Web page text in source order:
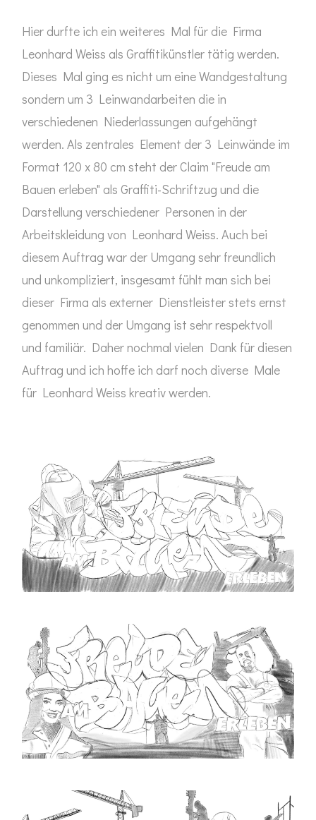
Hier durfte ich ein weiteres Mal für die Firma
Leonhard Weiss als Graffitikünstler tätig werden.
Dieses Mal ging es nicht um eine Wandgestaltung
sondern um 3 Leinwandarbeiten die in
verschiedenen Niederlassungen aufgehängt
werden. Als zentrales Element der 3 Leinwände im
Format 120 x 80 cm steht der Claim "Freude am
Bauen erleben" als Graffiti-Schriftzug und die
Darstellung verschiedener Personen in der
Arbeitskleidung von Leonhard Weiss. Auch bei
diesem Auftrag war der Umgang sehr freundlich
und unkompliziert, insgesamt fühlt man sich bei
dieser Firma als externer Dienstleister stets ernst
genommen und der Umgang ist sehr respektvoll
und familiär. Daher nochmal vielen Dank für diesen
Auftrag und ich hoffe ich darf noch diverse Male
für Leonhard Weiss kreativ werden.